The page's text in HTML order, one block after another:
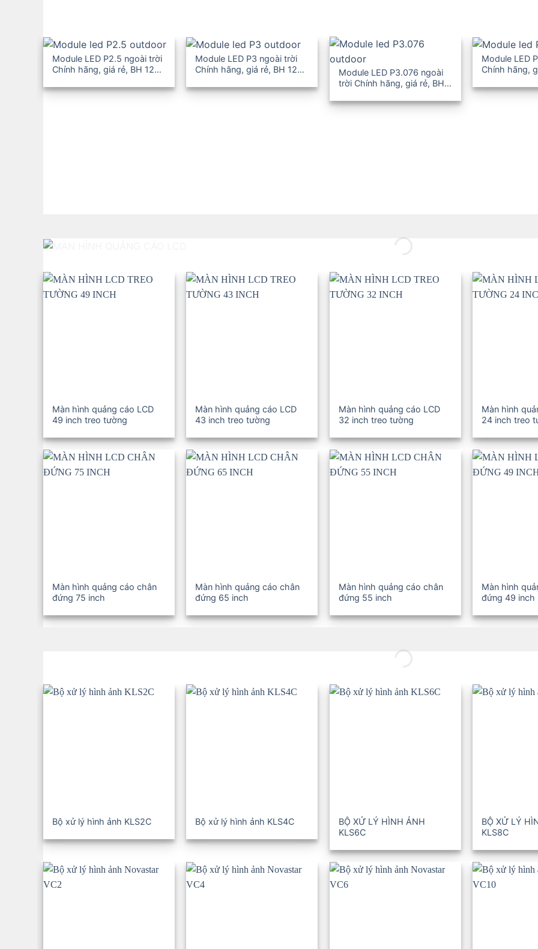
Module LED P2.5 ngoài trời
Chính hãng, giá rẻ, BH 12-
Module LED P3 ngoài trời
Chính hãng, giá rẻ, BH 12-
Module LED P3.076 ngoài
trời Chính hãng, giá rẻ, BH
Module LED
Chính hãng,
Màn hình quảng cáo LCD
49 inch treo tường
Màn hình quảng cáo LCD
43 inch treo tường
Màn hình quảng cáo LCD
32 inch treo tường
Màn hình
24 inch treo
Màn hình quảng cáo chân
đứng 75 inch
Màn hình quảng cáo chân
đứng 65 inch
Màn hình quảng cáo chân
đứng 55 inch
Màn hình
đứng 49 inch
Bộ xử lý hình ảnh KLS2C Bộ xử lý hình ảnh KLS4C
BỘ XỬ LÝ HÌNH ẢNH
KLS6C
BỘ XỬ LÝ
KLS8C